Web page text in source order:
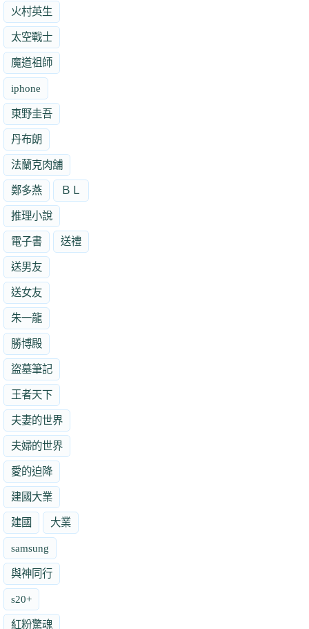
火村英生
太空戰士
魔道祖師
iphone
東野圭吾
丹布朗
法蘭克肉舖
鄭多燕 ＢＬ
推理小說
電子書 送禮
送男友
送女友
朱一龍
勝博殿
盜墓筆記
王者天下
夫妻的世界
夫婦的世界
愛的迫降
建國大業
建國 大業
samsung
與神同行
s20+
紅粉驚魂